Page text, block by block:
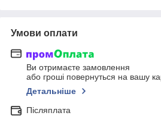
Умови оплати
Ви отримаєте замовлення
або гроші повернуться на вашу
Детальніше
Післяплата